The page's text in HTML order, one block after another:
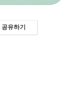
공유하기